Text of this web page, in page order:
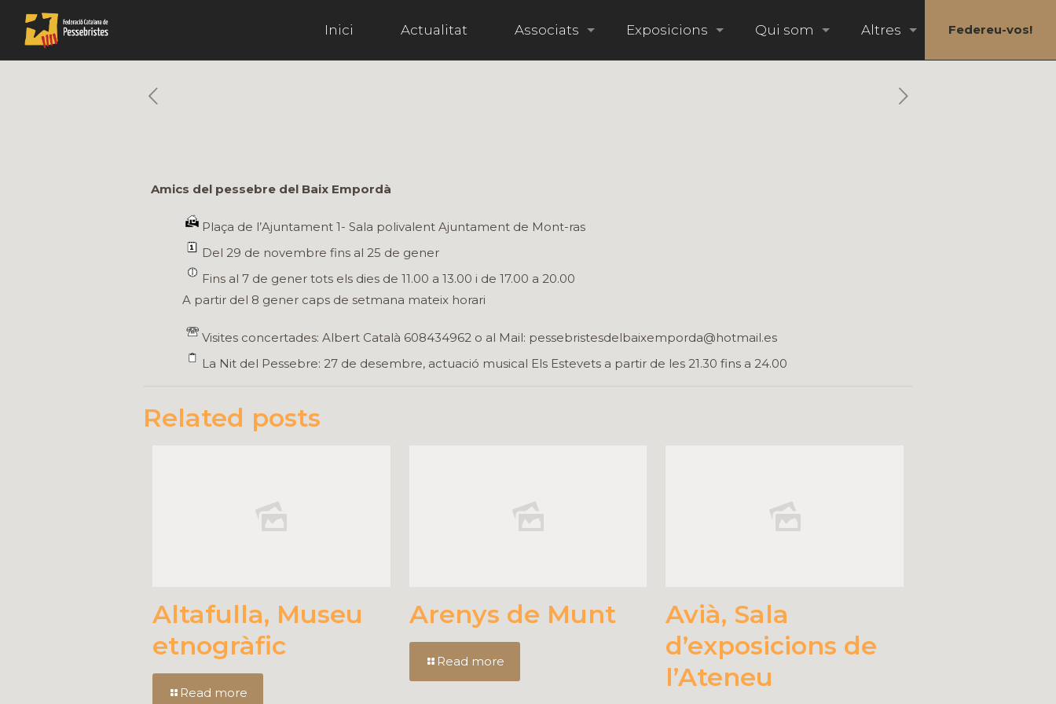
Inici Actualitat Associats Exposicions Qui som Altres Federeu-vos!
Amics del pessebre del Baix Empordà
Plaça de l’Ajuntament 1- Sala polivalent Ajuntament de Mont-ras
Del 29 de novembre fins al 25 de gener
Fins al 7 de gener tots els dies de 11.00 a 13.00 i de 17.00 a 20.00
A partir del 8 gener caps de setmana mateix horari
Visites concertades: Albert Català 608434962 o al Mail: pessebristesdelbaixemporda@hotmail.es
La Nit del Pessebre: 27 de desembre, actuació musical Els Estevets a partir de les 21.30 fins a 24.00
Related posts
Altafulla, Museu
etnogràfic
Read more
Arenys de Munt
Read more
Avià, Sala
d’exposicions de
l’Ateneu